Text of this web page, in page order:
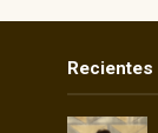
Recientes